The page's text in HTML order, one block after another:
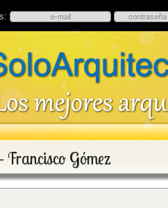
Francisco Gómez